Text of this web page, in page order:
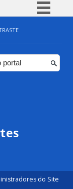
BR
do Site